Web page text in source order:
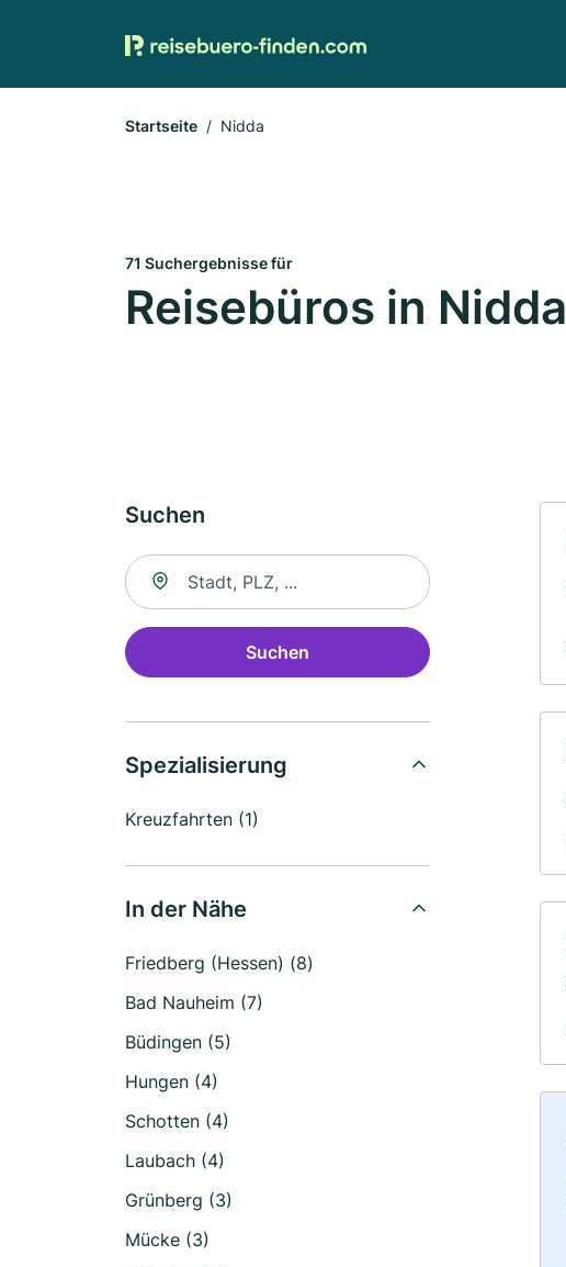
Startseite Nidda
71 Suchergebnisse für
Reisebüros in Nidda
Suchen
Suche nach Ort
Suchen
Spezialisierung
Kreuzfahrten (1)
In der Nähe
Friedberg (Hessen) (8)
Bad Nauheim (7)
Büdingen (5)
Hungen (4)
Schotten (4)
Laubach (4)
Grünberg (3)
Mücke (3)